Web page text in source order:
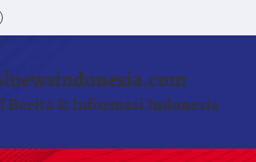
Berita & Informasi Indonesia